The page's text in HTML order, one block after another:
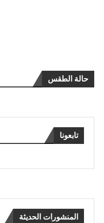
حالة الطقس
تابعونا
المنشورات الحديثة